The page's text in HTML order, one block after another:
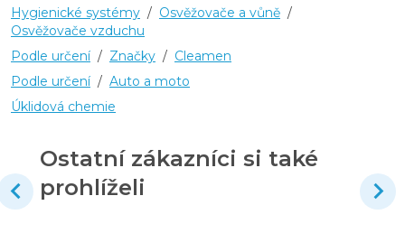
Hygienické systémy / Osvěžovače a vůně /
Osvěžovače vzduchu
Podle určení / Značky / Cleamen
Podle určení / Auto a moto
Úklidová chemie
Ostatní zákazníci si také
prohlíželi